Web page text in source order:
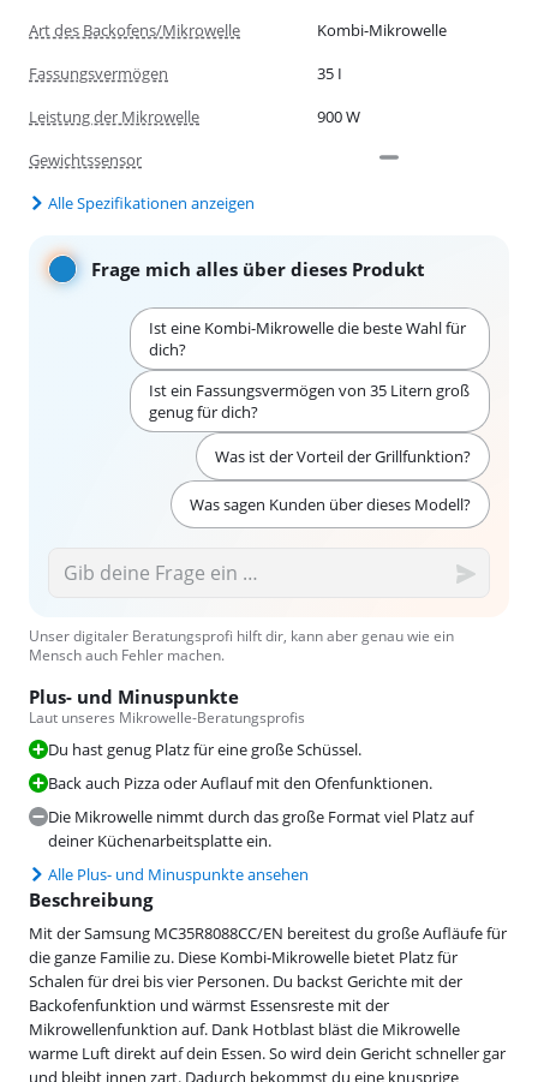
Art des Backofens/Mikrowelle
Kombi-Mikrowelle
Fassungsvermögen
35 I
Leistung der Mikrowelle
900 W
Gewichtssensor
Alle Spezifikationen anzeigen
Frage mich alles über dieses Produkt
Ist eine Kombi-Mikrowelle die beste Wahl für
dich?
Ist ein Fassungsvermögen von 35 Litern groß
genug für dich?
Was ist der Vorteil der Grillfunktion?
Was sagen Kunden über dieses Modell?
Unser digitaler Beratungsprofi hilft dir, kann aber genau wie ein
Mensch auch Fehler machen.
Plus- und Minuspunkte
Laut unseres Mikrowelle-Beratungsprofis
Du hast genug Platz für eine große Schüssel.
Back auch Pizza oder Auflauf mit den Ofenfunktionen.
Die Mikrowelle nimmt durch das große Format viel Platz auf
deiner Küchenarbeitsplatte ein.
Alle Plus- und Minuspunkte ansehen
Beschreibung
Mit der Samsung MC35R8088CC/EN bereitest du große Aufläufe für
die ganze Familie zu. Diese Kombi-Mikrowelle bietet Platz für
Schalen für drei bis vier Personen. Du backst Gerichte mit der
Backofenfunktion und wärmst Essensreste mit der
Mikrowellenfunktion auf. Dank Hotblast bläst die Mikrowelle
warme Luft direkt auf dein Essen. So wird dein Gericht schneller gar
und bleibt innen zart. Dadurch bekommst du eine knusprige